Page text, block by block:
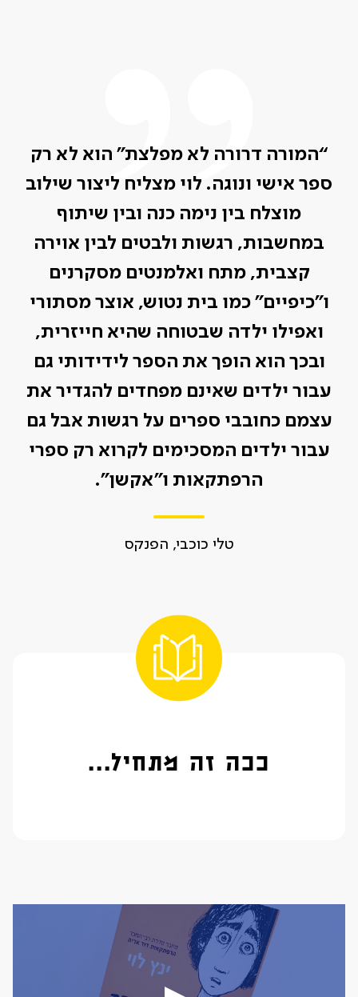
“המורה דרורה לא מפלצת” הוא לא רק
ספר אישי ונוגה. לוי מצליח ליצור שילוב
מוצלח בין נימה כנה ובין שיתוף
במחשבות, רגשות ולבטים לבין אוירה
קצבית, מתח ואלמנטים מסקרנים
ו”כיפיים” כמו בית נטוש, אוצר מסתורי
ואפילו ילדה שבטוחה שהיא חייזרית,
ובכך הוא הופך את הספר לידידותי גם
עבור ילדים שאינם מפחדים להגדיר את
עצמם כחובבי ספרים על רגשות אבל גם
עבור ילדים המסכימים לקרוא רק ספרי
הרפתקאות ו”אקשן”.
טלי כוכבי, הפנקס
ככה זה מתחיל...